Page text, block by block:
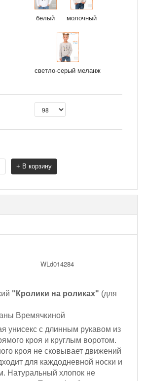
белый молочный
светло-серый меланж
+ В корзину
WLd014284
"Кролики на роликах" (для
Времячкиной
унисекс с длинным рукавом из
кроя и круглым воротом.
кроя не сковывает движений
для каждодневной носки и
Натуральный хлопок не